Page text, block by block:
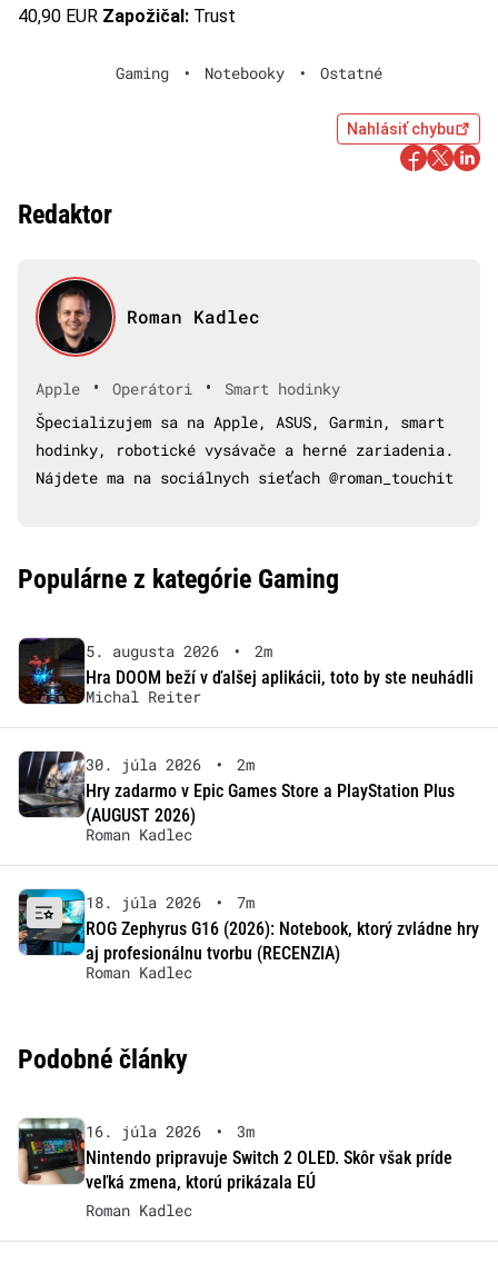
40,90 EUR Zapožičal: Trust
Gaming • Notebooky • Ostatné
Nahlásiť chybu
Redaktor
Roman Kadlec
Apple • Operátori •
Smart hodinky
Špecializujem sa na Apple, ASUS, Garmin, smart
hodinky, robotické vysávače a herné zariadenia.
Nájdete ma na sociálnych sieťach @roman_touchit
Populárne z kategórie Gaming
5. augusta 2026 •
2m
Hra DOOM beží v ďalšej aplikácii, toto by ste neuhádli
Michal Reiter
30. júla 2026 •
2m
Hry zadarmo v Epic Games Store a PlayStation Plus
(AUGUST 2026)
Roman Kadlec
18. júla 2026 •
7m
ROG Zephyrus G16 (2026): Notebook, ktorý zvládne hry
aj profesionálnu tvorbu (RECENZIA)
Roman Kadlec
Podobné články
16. júla 2026 •
3m
Nintendo pripravuje Switch 2 OLED. Skôr však príde
veľká zmena, ktorú prikázala EÚ
Roman Kadlec